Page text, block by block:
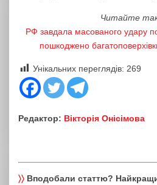
Читайте
РФ завдала масованого удару
пошкоджено
Унікальних переглядів: 269
Редактор: Вікторія Онісімова
〉〉 Вподобали статтю?